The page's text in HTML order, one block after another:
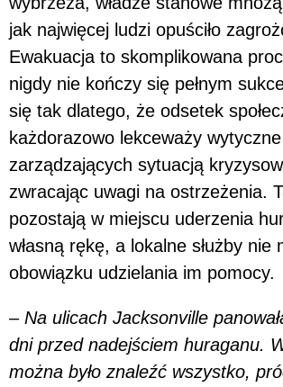
jak najwięcej ludzi opuściło
Ewakuacja to skomplikowana
nigdy nie kończy się pełnym
się tak dlatego, że odsetek
każdorazowo lekceważy
zarządzających sytuacją
zwracając uwagi na ostrzeżenia.
pozostają w miejscu uderzenia
własną rękę, a lokalne służby nie
obowiązku udzielania im pomocy.
– Na ulicach Jacksonville
dni przed nadejściem huraganu.
można było znaleźć wszystko,